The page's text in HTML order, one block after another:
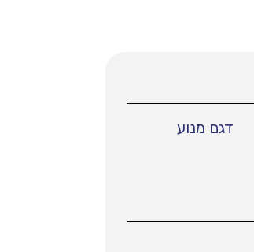
דגם מנוע